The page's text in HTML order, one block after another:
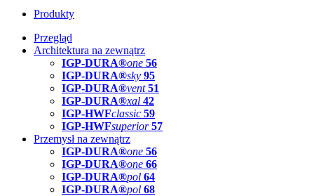
Produkty
Przegląd
Architektura na zewnątrz
IGP-DURA®one 56
IGP-DURA®sky 95
IGP-DURA®vent 51
IGP-DURA®xal 42
IGP-HWFclassic 59
IGP-HWFsuperior 57
Przemysł na zewnątrz
IGP-DURA®one 56
IGP-DURA®one 66
IGP-DURA®pol 64
IGP-DURA®pol 68